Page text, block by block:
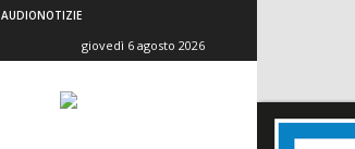
AUDIONOTIZIE
giovedì 6 agosto 2026